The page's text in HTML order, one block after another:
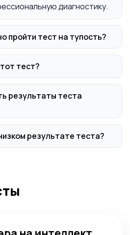
диагностику.
пройти тест на тупость?
тест?
результаты теста
результате теста?